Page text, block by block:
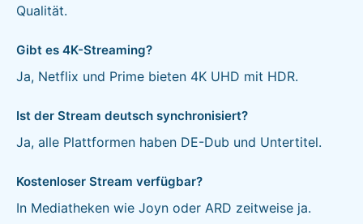
Qualität.
Gibt es 4K-Streaming?
Ja, Netflix und Prime bieten 4K UHD mit HDR.
Ist der Stream deutsch synchronisiert?
Ja, alle Plattformen haben DE-Dub und Untertitel.
Kostenloser Stream verfügbar?
In Mediatheken wie Joyn oder ARD zeitweise ja.